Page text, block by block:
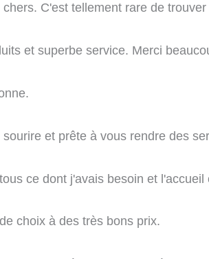
chers. C'est tellement rare de
et superbe service. Merci
sourire et prête à vous rendre des
ce dont j'avais besoin et l'accueil
choix à des très bons prix.